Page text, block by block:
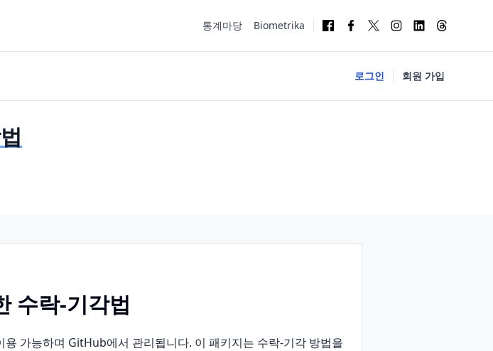
통계마당 Biometrika
로그인 회원 가입
수락-기각법
가능하며 GitHub에서 관리됩니다. 이 패키지는 수락-기각 방법을